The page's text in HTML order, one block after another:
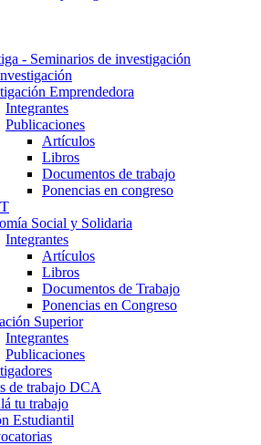
- Seminarios de investigación
Emprendedora
Integrantes
Publicaciones
Artículos
Libros
Documentos de trabajo
Ponencias en congreso
Social y Solidaria
Integrantes
Artículos
Libros
Documentos de Trabajo
Ponencias en Congreso
Superior
Integrantes
Publicaciones
de trabajo DCA
tu trabajo
Estudiantil